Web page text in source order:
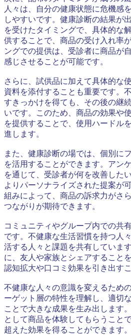
人々は、自分の健康状態に危機感
しやすいです。健康診断の結果が
を受けたタイミングで、具体的な
供することで、商品の受け入れ率
ングでの提供は、受診者に商品が
感じさせることが可能です。
さらに、試供品に加えて具体的な
資料を添付することも重要です。
すきっかけを得ても、その後の継
いです。このため、商品の効果や
を提供することで、使用ハードル
進します。
また、健康診断の場では、個別に
を活用することができます。アン
を通じて、受診者が何を改善した
よりパーソナライズされた提案が
組みによって、商品の訴求力がさ
つながりが期待できます。
コミュニティやグループ内での共
です。不健康な生活習慣を持つ人
活する人々と課題を共有していま
に、友人や家族とシェアすること
認知拡大や口コミ効果を引き出す
不健康な人々の意識を変えるため
ーゲット層の特性を理解し、適切
ことで大きな成果を生み出します
として商品を体験してもらうこと
超えた効果を得ることができます。